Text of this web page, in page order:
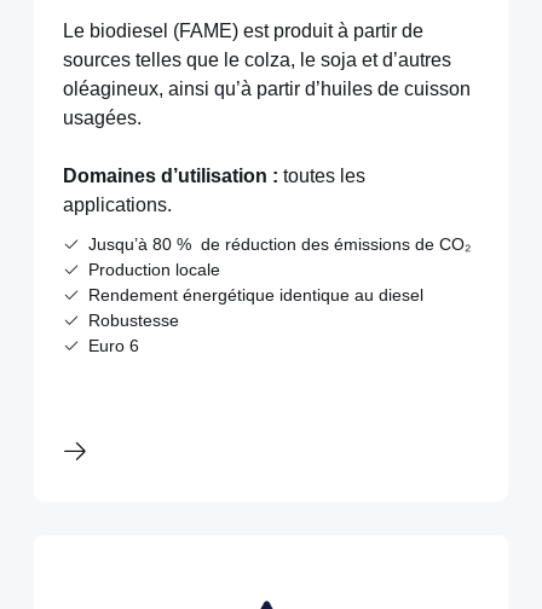
Le biodiesel (FAME) est produit à partir de
sources telles que le colza, le soja et d’autres
oléagineux, ainsi qu’à partir d’huiles de cuisson
usagées.
Domaines d’utilisation : toutes les
applications.
Jusqu’à 80 % de réduction des émissions de CO₂
Production locale
Rendement énergétique identique au diesel
Robustesse
Euro 6